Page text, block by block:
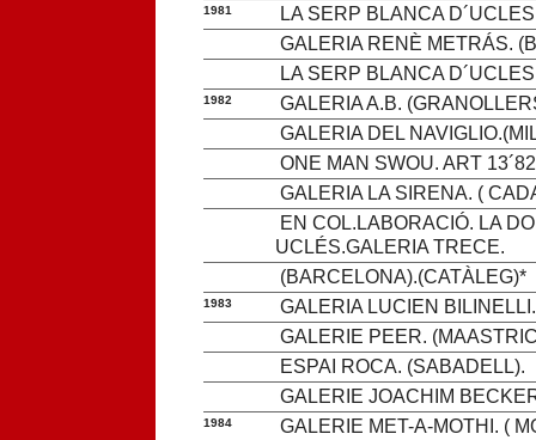
1981
LA SERP BLANCA
GALERIA RENÈ METRÁS.
LA SERP BLANCA
1982
GALERIA A.B.
GALERIA DEL
ONE MAN SWOU. ART
GALERIA LA SIRENA. (
EN COL.LABORACIÓ. LA
UCLÉS.GALERIA TRECE.
(BARCELONA).(CATÀLEG)*
1983
GALERIA LUCIEN
GALERIE PEER.
ESPAI ROCA. (SABADELL).
GALERIE JOACHIM
1984
GALERIE MET-A-MOTHI. (